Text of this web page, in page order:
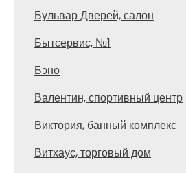
Бульвар Дверей, салон
Бытсервис, №1
Бэно
Валентин, спортивный центр
Виктория, банный комплекс
Витхаус, торговый дом